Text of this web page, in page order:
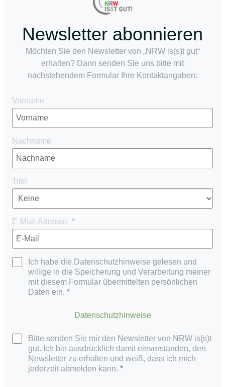
Newsletter abonnieren
Möchten Sie den Newsletter von „NRW is(s)t gut“
erhalten? Dann senden Sie uns bitte mit
nachstehendem Formular Ihre Kontaktangaben:
Vorname
Nachname
Titel
E-Mail-Adresse
Ich habe die Datenschutzhinweise gelesen und
willige in die Speicherung und Verarbeitung meiner
mit diesem Formular übermittelten persönlichen
Daten ein.
Datenschutzhinweise
Bitte senden Sie mir den Newsletter von NRW is(s)t
gut. Ich bin ausdrücklich damit einverstanden, den
Newsletter zu erhalten und weiß, dass ich mich
jederzeit abmelden kann.